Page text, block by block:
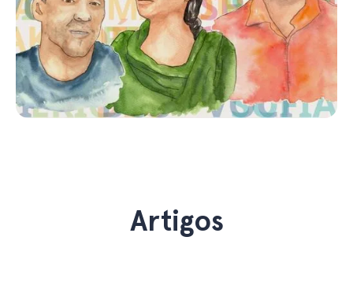
Artigos